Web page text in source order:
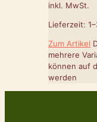
inkl. MwSt.
Lieferzeit:
Zum Artikel
mehrere
können auf
werden